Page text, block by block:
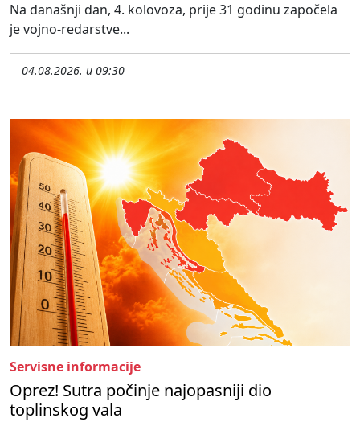
Na današnji dan, 4. kolovoza, prije 31 godinu započela
je vojno-redarstve...
04.08.2026. u 09:30
Servisne informacije
Oprez! Sutra počinje najopasniji dio
toplinskog vala